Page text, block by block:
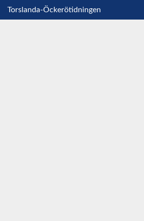
Torslanda-Öckerötidningen